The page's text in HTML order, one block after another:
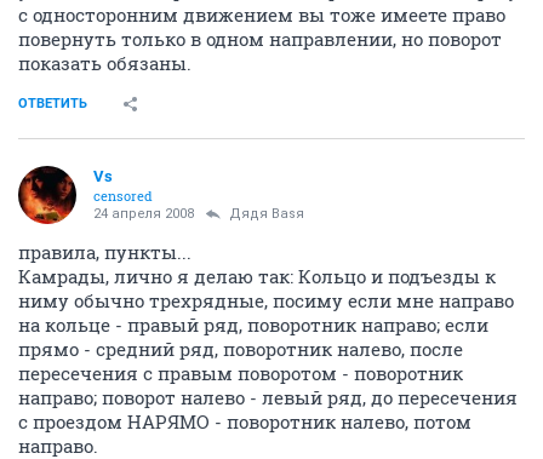
с односторонним движением вы тоже имеете право
повернуть только в одном направлении, но поворот
показать обязаны.
ОТВЕТИТЬ
Vs
censored
24 апреля 2008 Дядя Ваsя
правила, пункты...
Камрады, лично я делаю так: Кольцо и подъезды к
ниму обычно трехрядные, посиму если мне направо
на кольце - правый ряд, поворотник направо; если
прямо - средний ряд, поворотник налево, после
пересечения с правым поворотом - поворотник
направо; поворот налево - левый ряд, до пересечения
с проездом НАРЯМО - поворотник налево, потом
направо.